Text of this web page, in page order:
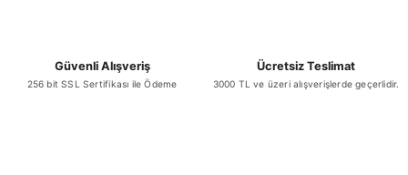
₺ 947,70
Güvenli Alışveriş
256 bit SSL Sertifikası ile Ödeme
Ücretsiz Teslimat
3000 TL ve üzeri alışverişlerde geçerlidir.